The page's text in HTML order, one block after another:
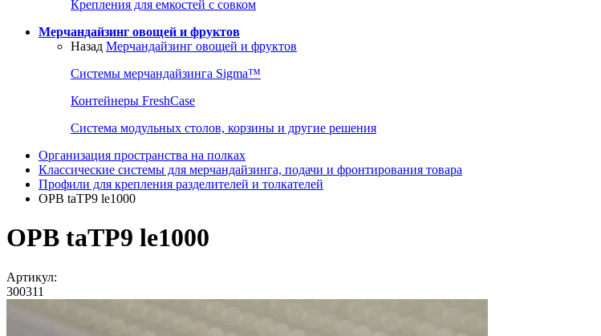
Крепления для емкостей с совком
Мерчандайзинг овощей и фруктов
Назад Мерчандайзинг овощей и фруктов
Системы мерчандайзинга Sigma™
Контейнеры FreshCase
Система модульных столов, корзины и другие решения
Организация пространства на полках
Классические системы для мерчандайзинга, подачи и фронтирования товара
Профили для крепления разделителей и толкателей
OPB taTP9 le1000
OPB taTP9 le1000
Артикул:
300311